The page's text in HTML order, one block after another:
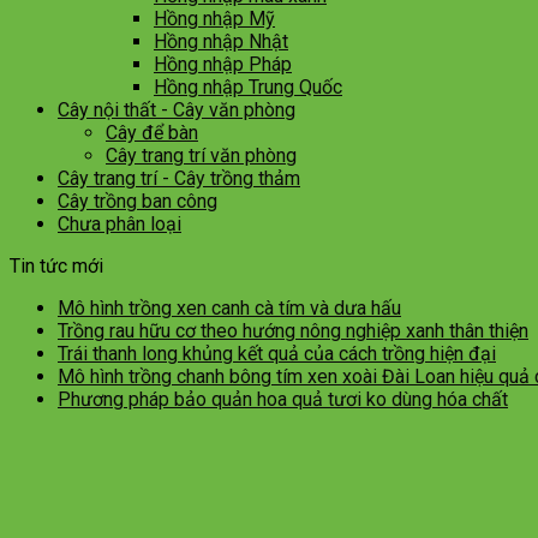
Hồng nhập Mỹ
Hồng nhập Nhật
Hồng nhập Pháp
Hồng nhập Trung Quốc
Cây nội thất - Cây văn phòng
Cây để bàn
Cây trang trí văn phòng
Cây trang trí - Cây trồng thảm
Cây trồng ban công
Chưa phân loại
Tin tức mới
Mô hình trồng xen canh cà tím và dưa hấu
Trồng rau hữu cơ theo hướng nông nghiệp xanh thân thiện
Trái thanh long khủng kết quả của cách trồng hiện đại
Mô hình trồng chanh bông tím xen xoài Đài Loan hiệu quả
Phương pháp bảo quản hoa quả tươi ko dùng hóa chất